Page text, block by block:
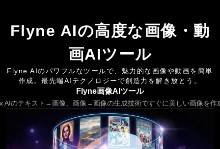
Flyne AIの高度な画像・動
画AIツール
Flyne AIのパワフルなツールで、魅力的な画像や動画を簡単
作成。最先端AIテクノロジーで創造力を解き放とう。
Flyne画像AIツール
AIのテキスト→画像、画像→画像の生成技術ですぐに美しい画像を作